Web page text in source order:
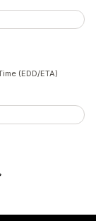
(EDD/ETA)